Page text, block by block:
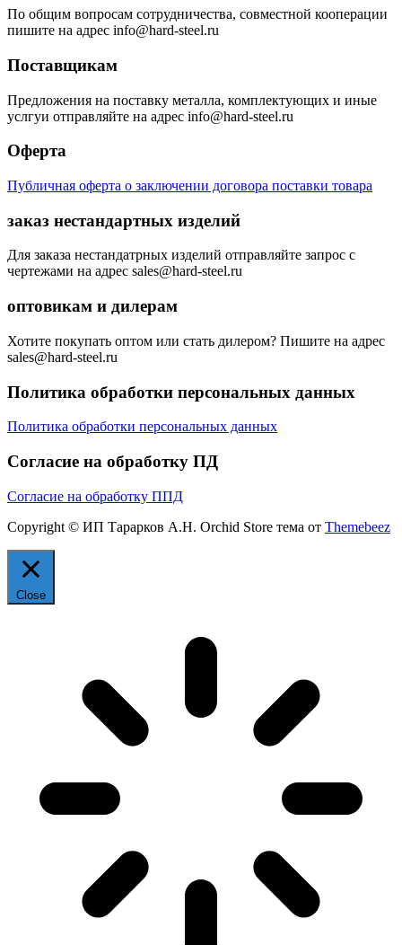
По общим вопросам сотрудничества, совместной кооперации
пишите на адрес info@hard-steel.ru
Поставщикам
Предложения на поставку металла, комплектующих и иные
услгуи отправляйте на адрес info@hard-steel.ru
Оферта
Публичная оферта о заключении договора поставки товара
заказ нестандартных изделий
Для заказа нестандатрных изделий отправляйте запрос с
чертежами на адрес sales@hard-steel.ru
оптовикам и дилерам
Хотите покупать оптом или стать дилером? Пишите на адрес
sales@hard-steel.ru
Политика обработки персональных данных
Политика обработки персональных данных
Согласие на обработку ПД
Согласие на обработку ППД
Copyright © ИП Тарарков А.Н. Orchid Store тема от Themebeez
Close